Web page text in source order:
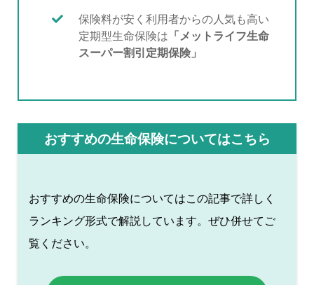
保険料が安く利用者からの人気も高い
定期型生命保険は 「メットライフ生命
スーパー割引定期保険」
おすすめの生命保険についてはこちら
おすすめの生命保険についてはこの記事で詳しく
ランキング形式で解説しています。ぜひ併せてご
覧ください。